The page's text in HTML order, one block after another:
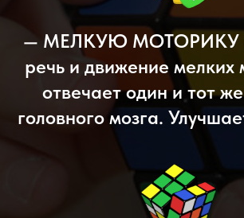
— МЕЛКУЮ МОТОРИКУ
речь и движение
отвечает один и тот
головного мозга.